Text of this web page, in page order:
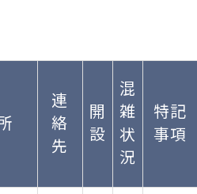
連
絡
先
開
設
混
雑
状
況
特記
事項